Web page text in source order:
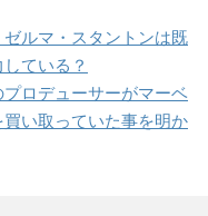
ルマ・スタントンは既
ている？
ロデューサーがマーベ
い取っていた事を明か